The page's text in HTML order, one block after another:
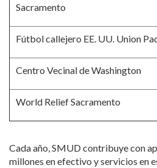
Sacramento
Fútbol callejero EE. UU. Union
Centro Vecinal de Washington
World Relief Sacramento
Cada año, SMUD contribuye con
millones en efectivo y servicios en